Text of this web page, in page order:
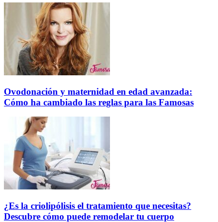
Ovodonación y maternidad en edad avanzada:
Cómo ha cambiado las reglas para las Famosas
¿Es la criolipólisis el tratamiento que necesitas?
Descubre cómo puede remodelar tu cuerpo